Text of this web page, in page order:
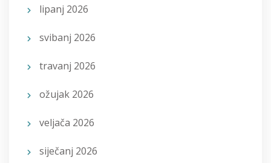
lipanj 2026
svibanj 2026
travanj 2026
ožujak 2026
veljača 2026
siječanj 2026